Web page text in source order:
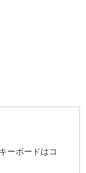
ーボードはコ